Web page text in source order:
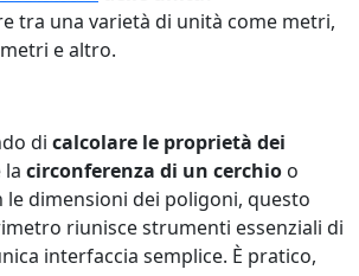
tra una varietà di unità come metri,
e altro.
di calcolare le proprietà dei
la circonferenza di un cerchio o
le dimensioni dei poligoni, questo
riunisce strumenti essenziali di
interfaccia semplice. È pratico,